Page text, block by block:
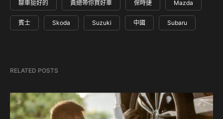
聊車挺好的 黃總帶你買好車 保時捷 Mazda
賓士 Skoda Suzuki 中國 Subaru
RELATED POSTS